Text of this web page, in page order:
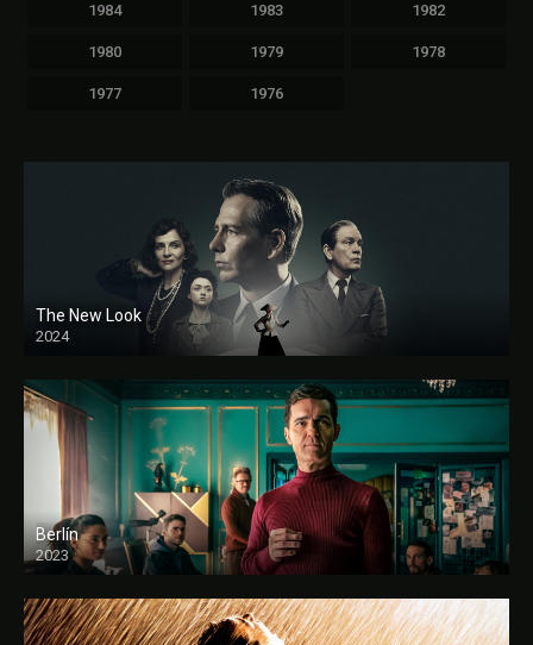
1984 1983 1982
1980 1979 1978
1977 1976
The New Look
2024
Berlín
2023